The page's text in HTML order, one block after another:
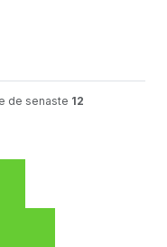
de senaste 12